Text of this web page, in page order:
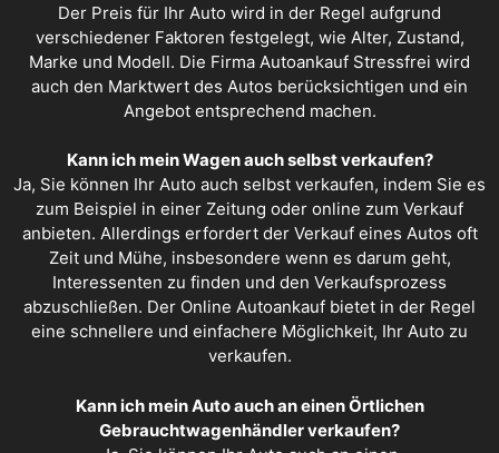
Der Preis für Ihr Auto wird in der Regel aufgrund
verschiedener Faktoren festgelegt, wie Alter, Zustand,
Marke und Modell. Die Firma Autoankauf Stressfrei wird
auch den Marktwert des Autos berücksichtigen und ein
Angebot entsprechend machen.
Kann ich mein Wagen auch selbst verkaufen?
Ja, Sie können Ihr Auto auch selbst verkaufen, indem Sie es
zum Beispiel in einer Zeitung oder online zum Verkauf
anbieten. Allerdings erfordert der Verkauf eines Autos oft
Zeit und Mühe, insbesondere wenn es darum geht,
Interessenten zu finden und den Verkaufsprozess
abzuschließen. Der Online Autoankauf bietet in der Regel
eine schnellere und einfachere Möglichkeit, Ihr Auto zu
verkaufen.
Kann ich mein Auto auch an einen Örtlichen
Gebrauchtwagenhändler verkaufen?